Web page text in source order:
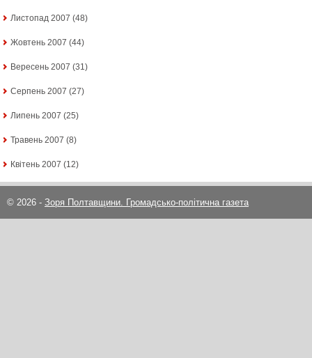
Листопад 2007 (48)
Жовтень 2007 (44)
Вересень 2007 (31)
Серпень 2007 (27)
Липень 2007 (25)
Травень 2007 (8)
Квітень 2007 (12)
© 2026 - Зоря Полтавщини. Громадсько-політична газета